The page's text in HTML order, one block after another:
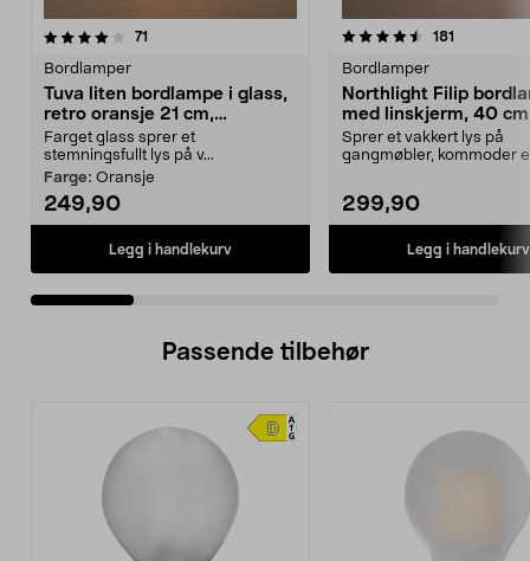
71
Bordlamper
Tuva liten bordlampe i glass,
retro oransje 21 cm,
Northlight
Farget glass sprer et
stemningsfullt lys på v...
Farge: Oransje
249,90
Legg i handlekurv
4.5 av 5 stjerner 181
Bordlamper
Northlight Filip
med linskjerm, 40 cm
Sprer et vakkert lys på
gangmøbler, kommoder
299,90
Legg i handlekurv
4.5 av 5 stjerner
Passende tilbehør